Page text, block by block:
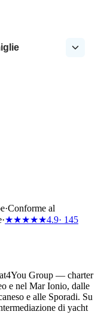
·Conforme al
·★★★★★4.9· 145
Group — charter
e nel Mar Ionio, dalle
e alle Sporadi. Su
di yacht